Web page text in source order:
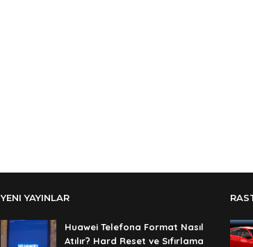
YENI YAYINLAR
Huawei Telefona Format Nasıl
Atılır? Hard Reset ve Sıfırlama